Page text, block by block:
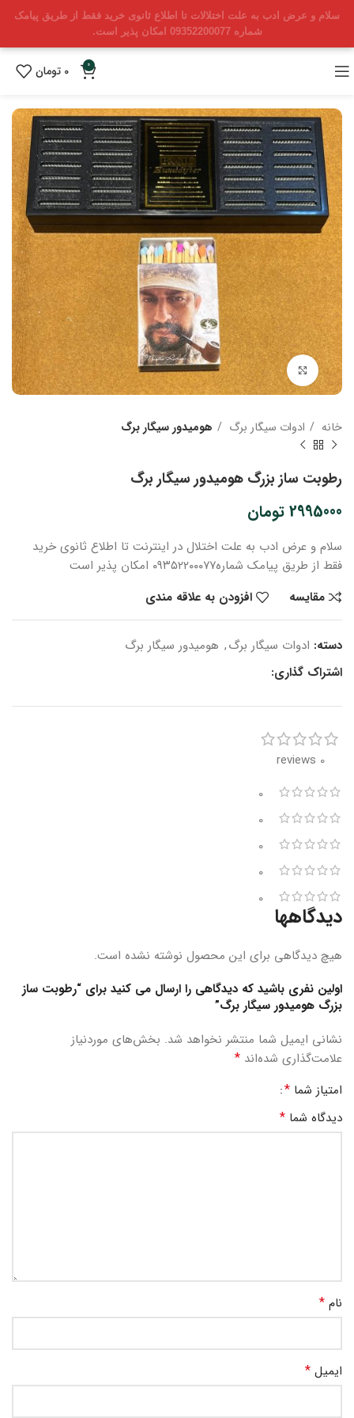
سلام و عرض ادب به علت اختلالات تا اطلاع ثانوی خرید فقط از طریق پیامک
شماره 09352200077 امکان پذیر است.
0
0 تومان
بزرگنمایی تصویر
خانه ادوات سیگار برگ هومیدور سیگار برگ
رطوبت ساز بزرگ هومیدور سیگار برگ
2995000 تومان
سلام و عرض ادب به علت اختلال در اینترنت تا اطلاع ثانوی خرید
فقط از طریق پیامک شماره۰۹۳۵۲۲۰۰۰۷۷ امکان پذیر است
مقایسه
افزودن به علاقه مندی
دسته: ادوات سیگار برگ, هومیدور سیگار برگ
اشتراک گذاری:
0 reviews
0
0
0
0
0
دیدگاهها
هیچ دیدگاهی برای این محصول نوشته نشده است.
اولین نفری باشید که دیدگاهی را ارسال می کنید برای “رطوبت ساز
بزرگ هومیدور سیگار برگ”
نشانی ایمیل شما منتشر نخواهد شد. بخش‌های موردنیاز
علامت‌گذاری شده‌اند *
امتیاز شما *
دیدگاه شما *
نام *
ایمیل *